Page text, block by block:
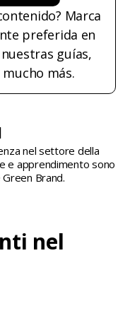
Marca
preferida en
guías,
más.
nel settore della
e apprendimento sono
Brand.
nel